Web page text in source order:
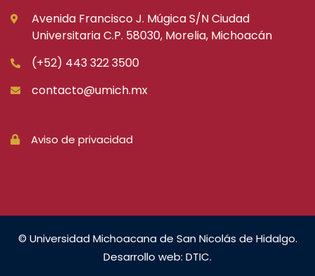
Avenida Francisco J. Múgica S/N Ciudad
Universitaria C.P. 58030, Morelia, Michoacán
(+52) 443 322 3500
contacto@umich.mx
Aviso de privacidad
© Universidad Michoacana de San Nicolás de Hidalgo.
Desarrollo web: DTIC.